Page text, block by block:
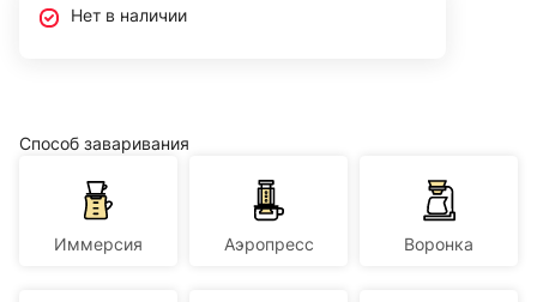
Нет в наличии
Способ заваривания
Иммерсия Аэропресс Воронка